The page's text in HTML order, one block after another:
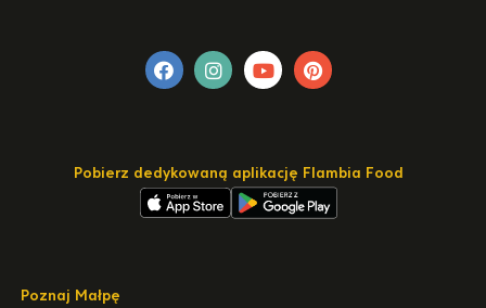
Pobierz dedykowaną aplikację Flambia Food
Poznaj Małpę